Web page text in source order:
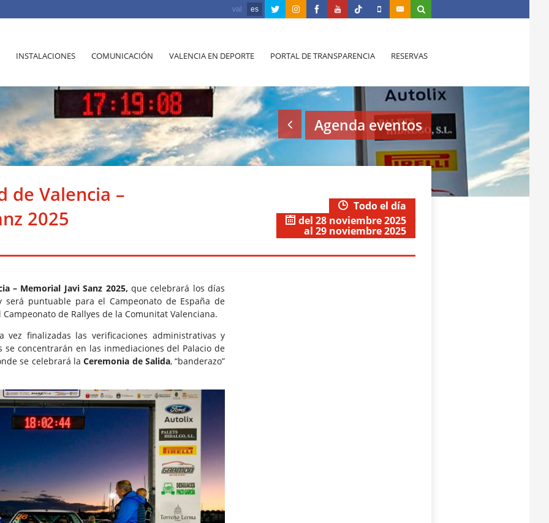
val es
INSTALACIONES COMUNICACIÓN VALENCIA EN DEPORTE PORTAL DE TRANSPARENCIA RESERVAS
Agenda eventos
de Valencia –
2025
Todo el día
del 28 noviembre 2025
al 29 noviembre 2025
– Memorial Javi Sanz 2025, que celebrará los días
puntuable para el Campeonato de España de
de Rallyes de la Comunitat Valenciana.
vez finalizadas las verificaciones administrativas y
concentrarán en las inmediaciones del Palacio de
se celebrará laCeremonia de Salida, “banderazo”